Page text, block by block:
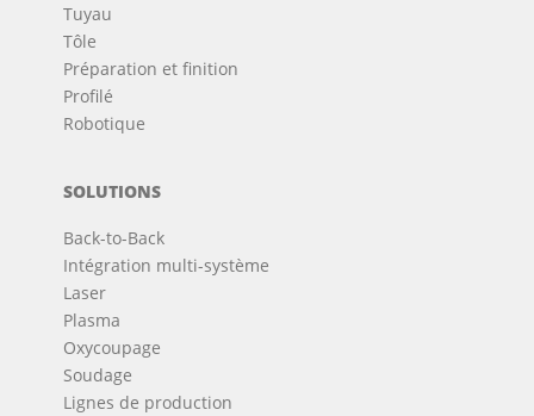
Tuyau
Tôle
Préparation et finition
Profilé
Robotique
SOLUTIONS
Back-to-Back
Intégration multi-système
Laser
Plasma
Oxycoupage
Soudage
Lignes de production